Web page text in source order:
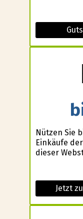
Nützen Sie
Einkäufe
dieser
Jetzt